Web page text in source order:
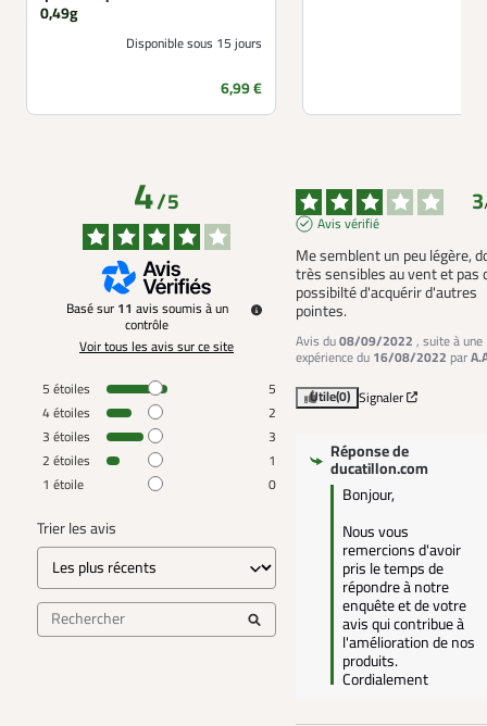
0,49g
Disponible sous 15 jours
Prix
6,99 €
4/5
Basé sur 11 avis soumis à un
contrôle
Voir tous les avis sur ce site
5 étoiles
5
4étoiles
2
3 étoiles
3
2 étoiles
1
1 étoile 0
Trier les avis
3
Avis vérifié
Me semblent un peu légère,
très sensibles au vent et pas
possibilté d'acquérir d'autres
pointes.
Avis du08/09/2022 , suite à une
expérience du 16/08/2022 par
Utile(0) Signaler
Réponse de
ducatillon.com
Bonjour,
Nous vous
remercions d'avoir
pris le temps de
répondre à notre
enquête et de votre
avis qui contribue à
l'amélioration de nos
produits.
Cordialement